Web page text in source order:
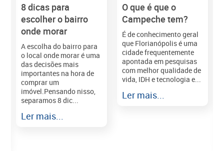
8 dicas para
escolher o bairro
onde morar
A escolha do bairro para
o local onde morar é uma
das decisões mais
importantes na hora de
comprar um
imóvel.Pensando nisso,
separamos 8 dic...
Ler mais...
O que é que o
Campeche tem?
É de conhecimento geral
que Florianópolis é uma
cidade frequentemente
apontada em pesquisas
com melhor qualidade de
vida, IDH e tecnologia e...
Ler mais...